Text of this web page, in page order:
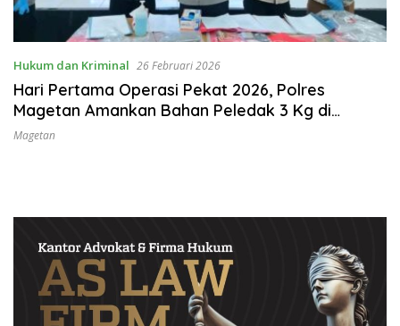
Hukum dan Kriminal 26 Februari 2026
Hari Pertama Operasi Pekat 2026, Polres
Magetan Amankan Bahan Peledak 3 Kg di
Ngariboyo
Magetan